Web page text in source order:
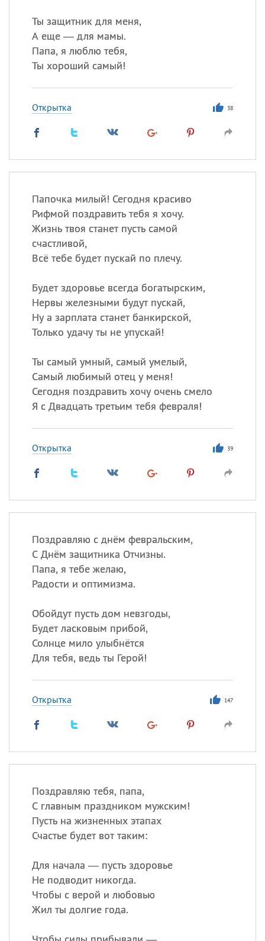
Ты защитник для меня,
А еще — для мамы.
Папа, я люблю тебя,
Ты хороший самый!
Открытка 38
Папочка милый! Сегодня красиво
Рифмой поздравить тебя я хочу.
Жизнь твоя станет пусть самой
счастливой,
Всё тебе будет пускай по плечу.
Будет здоровье всегда богатырским,
Нервы железными будут пускай,
Ну а зарплата станет банкирской,
Только удачу ты не упускай!
Ты самый умный, самый умелый,
Самый любимый отец у меня!
Сегодня поздравить хочу очень смело
Я с Двадцать третьим тебя февраля!
Открытка 39
Поздравляю с днём февральским,
С Днём защитника Отчизны.
Папа, я тебе желаю,
Радости и оптимизма.
Обойдут пусть дом невзгоды,
Будет ласковым прибой,
Солнце мило улыбнётся
Для тебя, ведь ты Герой!
Открытка 147
Поздравляю тебя, папа,
С главным праздником мужским!
Пусть на жизненных этапах
Счастье будет вот таким:
Для начала — пусть здоровье
Не подводит никогда.
Чтобы с верой и любовью
Жил ты долгие года.